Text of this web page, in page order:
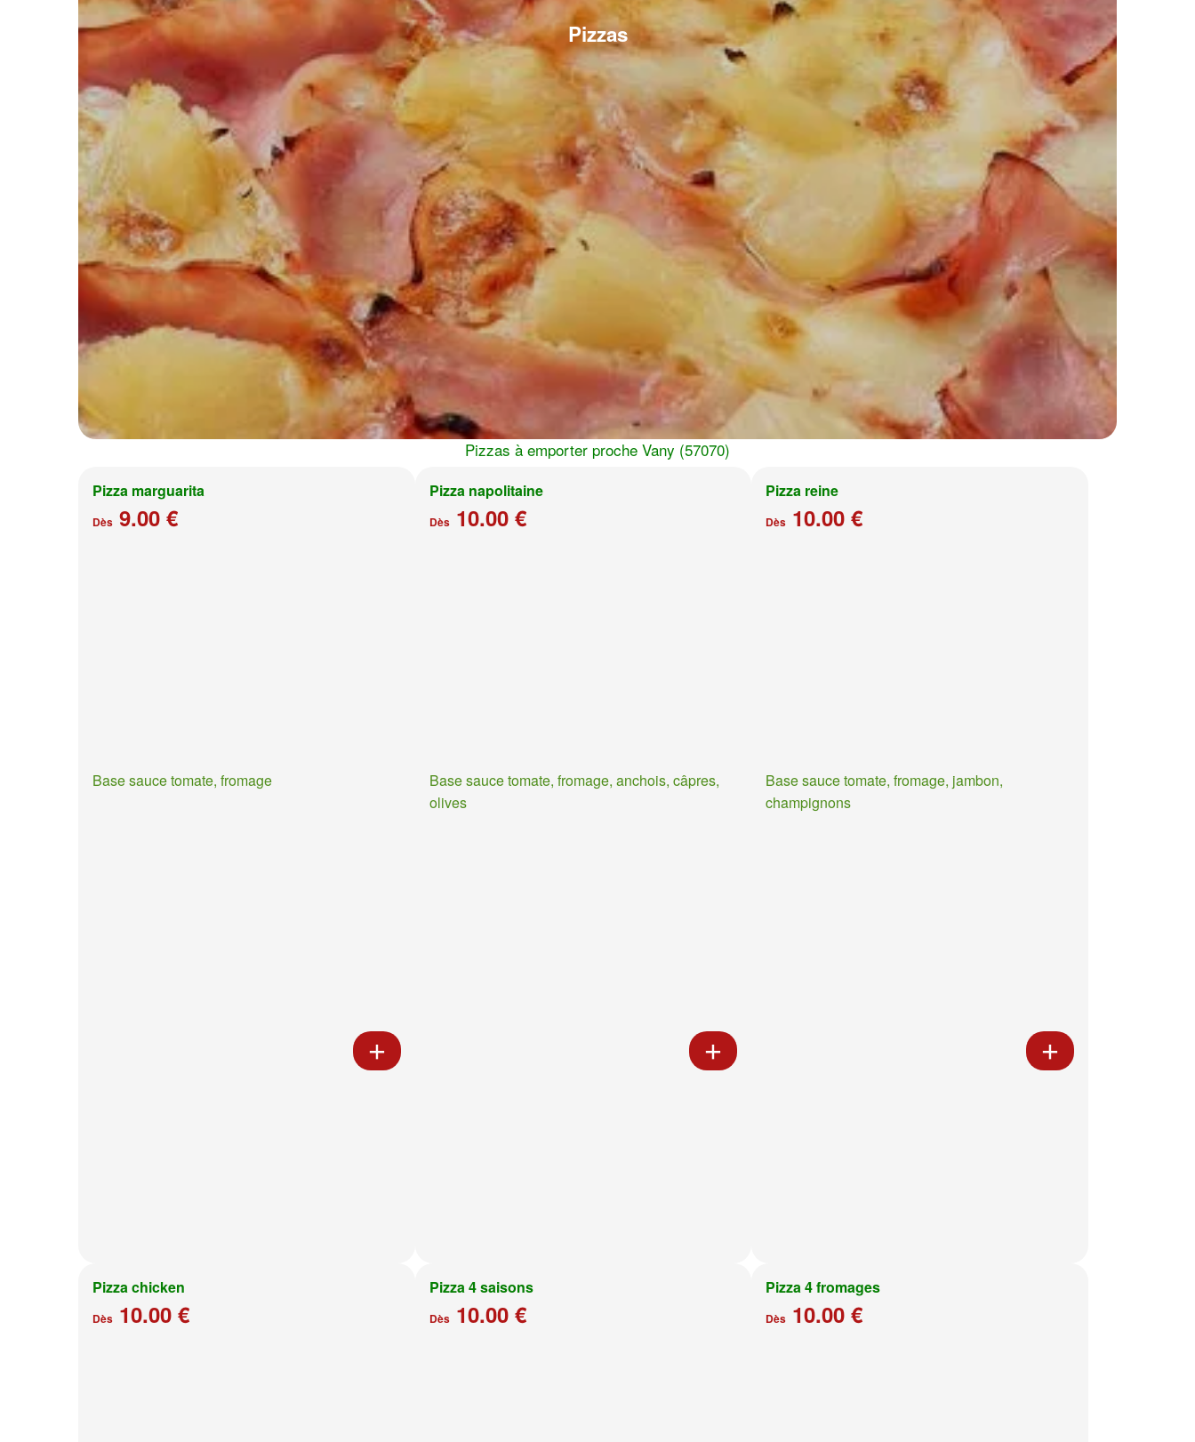
Pizzas
Pizzas à emporter proche Vany (57070)
Pizza marguarita
Dès 9.00 €
Base sauce tomate, fromage
Pizza napolitaine
Dès10.00 €
Base sauce tomate, fromage, anchois, câpres,
olives
Pizza reine
Dès 10.00 €
Base sauce tomate, fromage, jambon,
champignons
Pizza chicken
Dès 10.00 €
Pizza 4 saisons
Dès10.00 €
Pizza 4 fromages
Dès 10.00 €